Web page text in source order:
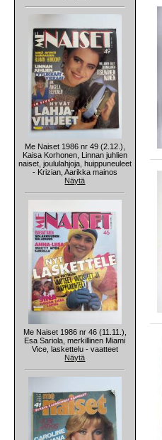
Me Naiset 1986 nr 49 (2.12.),
Kaisa Korhonen, Linnan juhlien
naiset, joululahjoja, huippuneuleet
- Krizian, Aarikka mainos
Näytä
Me Naiset 1986 nr 46 (11.11.),
Esa Sariola, merkillinen Miami
Vice, laskettelu - vaatteet
Näytä